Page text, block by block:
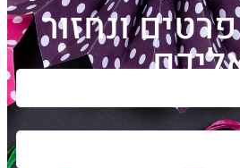
ונחזור